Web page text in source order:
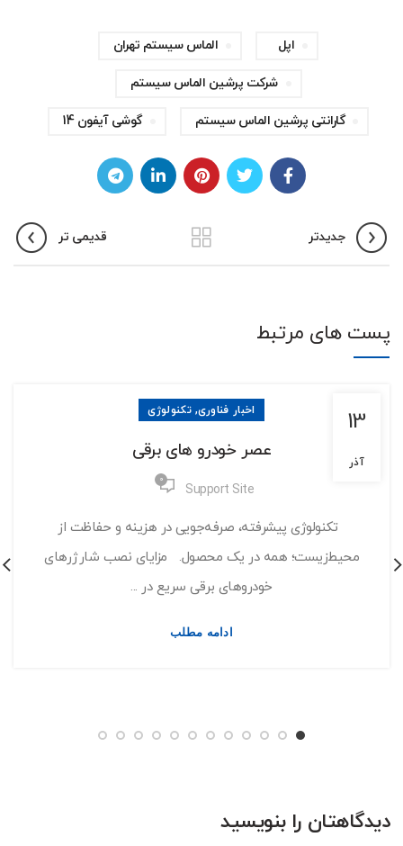
اپل الماس سیستم تهران
شرکت پرشین الماس سیستم
گارانتی پرشین الماس سیستم گوشی آیفون 14
جدیدتر قدیمی تر
پست های مرتبط
13
آذر
اخبار فناوری,تکنولوژی
عصر خودرو های برقی
Support Site
0
تکنولوژی پیشرفته، صرفه‌جویی در هزینه و حفاظت از
محیط‌زیست؛ همه در یک محصول. مزایای نصب شارژرهای
خودروهای برقی سریع در ...
ادامه مطلب
دیدگاهتان را بنویسید